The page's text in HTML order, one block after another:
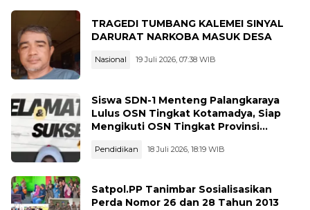
TRAGEDI TUMBANG KALEMEI SINYAL
DARURAT NARKOBA MASUK DESA
Nasional 19 Juli 2026, 07:38 WIB
Siswa SDN-1 Menteng Palangkaraya
Lulus OSN Tingkat Kotamadya, Siap
Mengikuti OSN Tingkat Provinsi
Pendidikan 18 Juli 2026, 18:19 WIB
Satpol.PP Tanimbar Sosialisasikan
Perda Nomor 26 dan 28 Tahun 2013